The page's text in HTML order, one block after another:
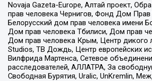
Novaja Gazeta-Europe, Алтай проект,
прав человека Чернигов, Фонд Дом Прав
Белорусский дом прав человека имени
Дом прав человека Тбилиси, Дом прав
Дом прав человека Крым, Центр дикого
Studios, ТВ Дождь, Центр европейских
Вилфрида Мартенса, Сетевое
расследователей, АЛЛАТРА, За
Свободная Бурятия, Uralic, UnKremlin,